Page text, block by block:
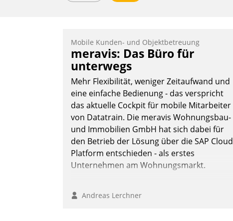
Mobile Kunden- und Objektbetreuung
meravis: Das Büro für
unterwegs
Mehr Flexibilität, weniger Zeitaufwand und
eine einfache Bedienung - das verspricht
das aktuelle Cockpit für mobile Mitarbeiter
von Datatrain. Die meravis Wohnungsbau-
und Immobilien GmbH hat sich dabei für
den Betrieb der Lösung über die SAP Cloud
Platform entschieden - als erstes
Unternehmen am Wohnungsmarkt.
Andreas Lerchner